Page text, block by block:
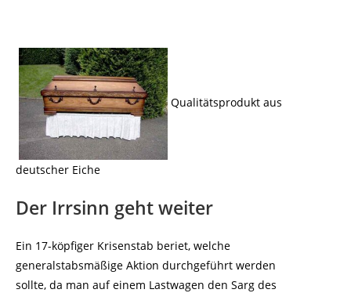
Qualitätsprodukt aus
deutscher Eiche
Der Irrsinn geht weiter
Ein 17-köpfiger Krisenstab beriet, welche
generalstabsmäßige Aktion durchgeführt werden
sollte, da man auf einem Lastwagen den Sarg des